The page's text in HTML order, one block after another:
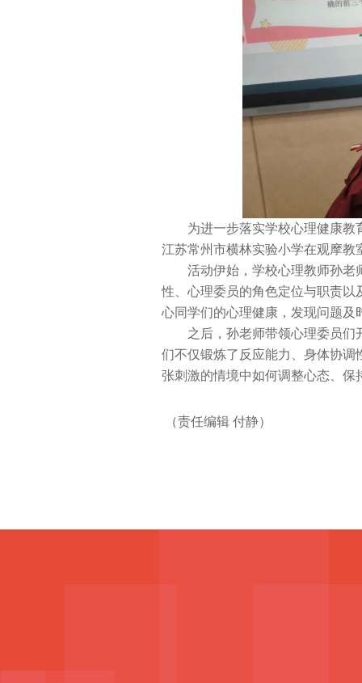
为进一步落实学校心理健康
江苏常州市横林实验小学在观摩
活动伊始，学校心理教师孙老
性、心理委员的角色定位与职责
心同学们的心理健康，发现问题及
之后，孙老师带领心理委员们
们不仅锻炼了反应能力、身体协
张刺激的情境中如何调整心态、
（责任编辑 付静）